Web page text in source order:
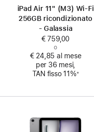
iPad Air 11" (M3) Wi‑Fi
256GB ricondizionato
- Galassia
€ 759,00
o
€ 24,85 al mese
per 36 mesi,
TAN fisso 11%※